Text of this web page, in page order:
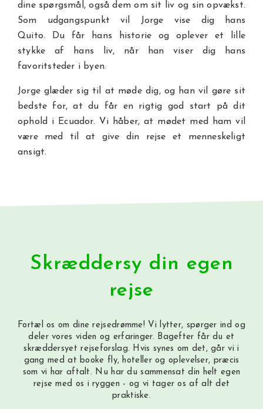
dine spørgsmål, også dem om sit liv og sin opvækst.
Som udgangspunkt vil Jorge vise dig hans
Quito. Du får hans historie og oplever et lille
stykke af hans liv, når han viser dig hans
favoritsteder i byen.
Jorge glæder sig til at møde dig, og han vil gøre sit
bedste for, at du får en rigtig god start på dit
ophold i Ecuador. Vi håber, at mødet med ham vil
være med til at give din rejse et menneskeligt
ansigt.
Skræddersy din egen
rejse
Fortæl os om dine rejsedrømme! Vi lytter, spørger ind og
deler vores viden og erfaringer. Bagefter får du et
skræddersyet rejseforslag. Hvis synes om det, går vi i
gang med at booke fly, hoteller og oplevelser, præcis
som vi har aftalt. Nu har du sammensat din helt egen
rejse med os i ryggen - og vi tager os af alt det
praktiske.